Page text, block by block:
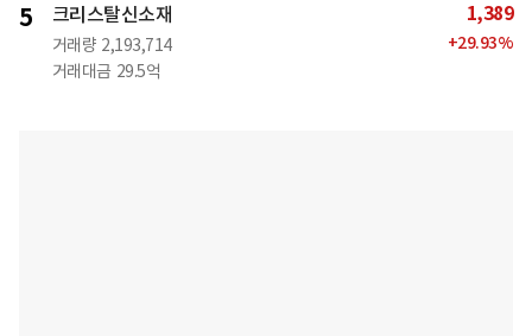
5 크리스탈신소재
거래량 2,193,714
거래대금 29.5억
1,389
+29.93%